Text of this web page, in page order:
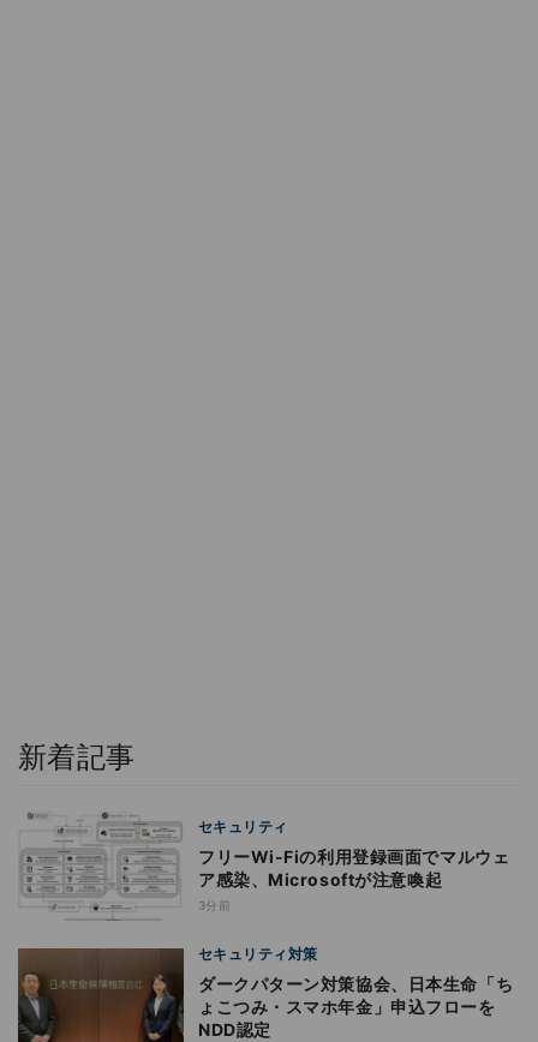
新着記事
セキュリティ
フリーWi-Fiの利用登録画面でマルウェ
ア感染、Microsoftが注意喚起
3分前
セキュリティ対策
ダークパターン対策協会、日本生命「ち
ょこつみ・スマホ年金」申込フローを
NDD認定